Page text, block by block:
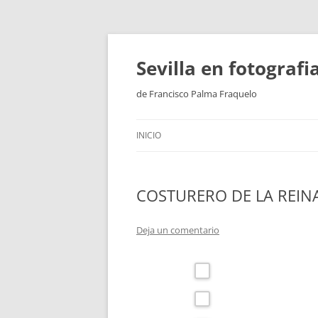
Saltar
contenido
Sevilla en
de Francisco Palma Fraquelo
INICIO
COSTURERO DE LA
Deja un comentario